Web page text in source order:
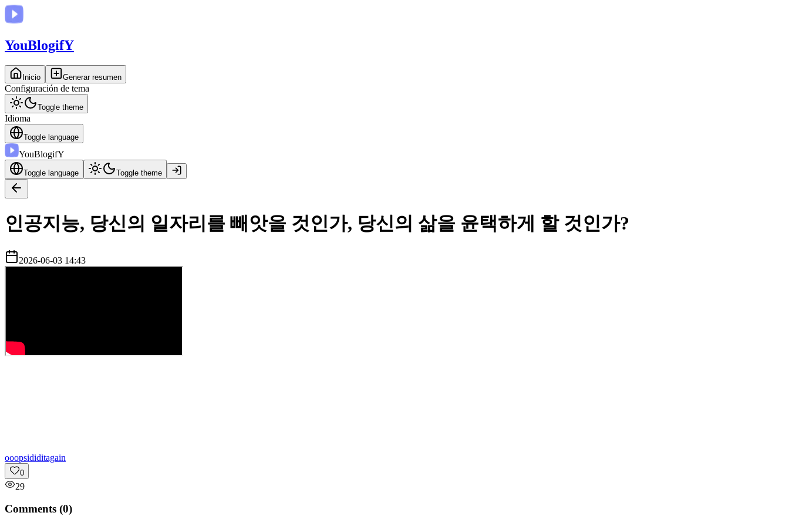
YouBlogifY
Inicio Generar resumen
Configuración de tema
Toggle theme
Idioma
Toggle language
YouBlogifY
Toggle language Toggle theme
인공지능, 당신의 일자리를 빼앗을 것인가, 당신의 삶을 윤택하게 할 것인가?
2026-06-03 14:43
ooopsididitagain
0
29
Comments (0)